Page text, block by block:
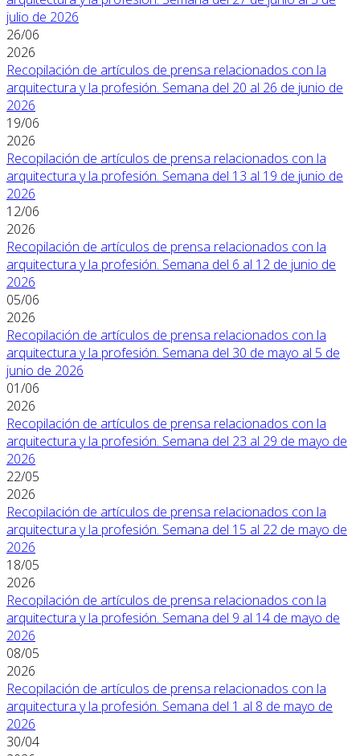
julio de 2026
26/06
2026
Recopilación de artículos de prensa relacionados con la
arquitectura y la profesión. Semana del 20 al 26 de junio de
2026
19/06
2026
Recopilación de artículos de prensa relacionados con la
arquitectura y la profesión. Semana del 13 al 19 de junio de
2026
12/06
2026
Recopilación de artículos de prensa relacionados con la
arquitectura y la profesión. Semana del 6 al 12 de junio de
2026
05/06
2026
Recopilación de artículos de prensa relacionados con la
arquitectura y la profesión. Semana del 30 de mayo al 5 de
junio de 2026
01/06
2026
Recopilación de artículos de prensa relacionados con la
arquitectura y la profesión. Semana del 23 al 29 de mayo de
2026
22/05
2026
Recopilación de artículos de prensa relacionados con la
arquitectura y la profesión. Semana del 15 al 22 de mayo de
2026
18/05
2026
Recopilación de artículos de prensa relacionados con la
arquitectura y la profesión. Semana del 9 al 14 de mayo de
2026
08/05
2026
Recopilación de artículos de prensa relacionados con la
arquitectura y la profesión. Semana del 1 al 8 de mayo de
2026
30/04